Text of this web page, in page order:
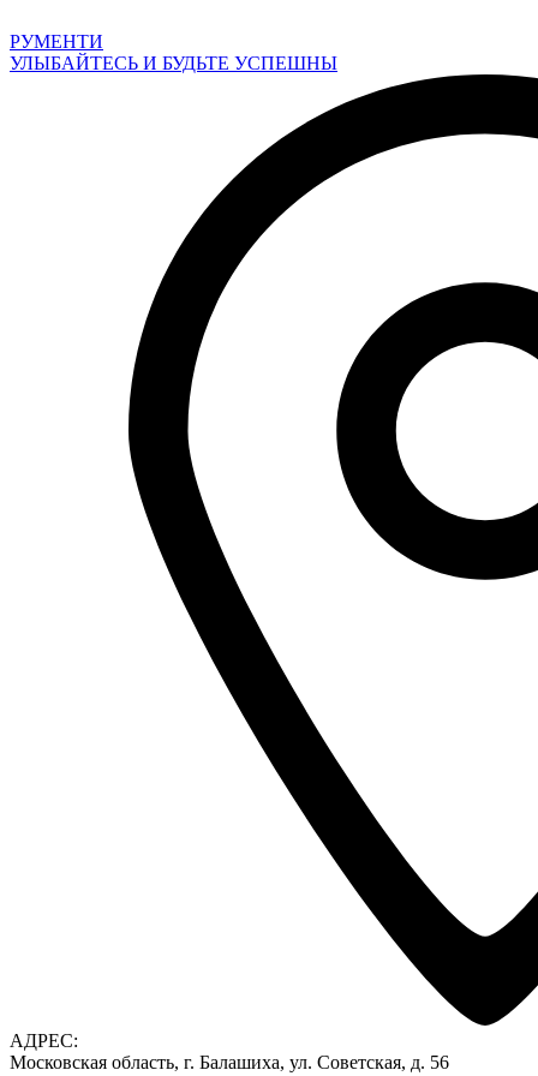
к
содержимому
РУМЕНТИ
УЛЫБАЙТЕСЬ И БУДЬТЕ УСПЕШНЫ
АДРЕС:
Московская область, г. Балашиха, ул. Советская, д. 56